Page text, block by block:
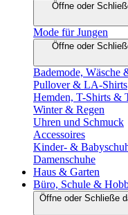
Öffne oder
Mode für Jungen
Öffne oder
Bademode, Wäsche
Pullover & LA-Shirts
Hemden, T-Shirts &
Winter & Regen
Uhren und Schmuck
Accessoires
Kinder- &
Damenschuhe
Haus & Garten
Büro, Schule &
Öffne oder Schließe